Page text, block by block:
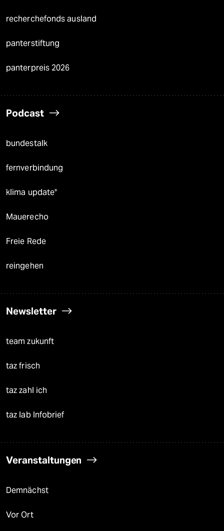
recherchefonds ausland
panterstiftung
panterpreis 2026
Podcast
bundestalk
fernverbindung
klima update°
Mauerecho
Freie Rede
reingehen
Newsletter
team zukunft
taz frisch
taz zahl ich
taz lab Infobrief
Veranstaltungen
Demnächst
Vor Ort